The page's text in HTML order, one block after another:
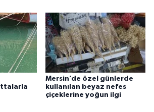
Mersin’de özel günlerde
kullanılan beyaz nefes
çiçeklerine yoğun ilgi